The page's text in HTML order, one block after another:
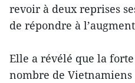
revoir à deux reprises
de répondre à
Elle a révélé que la
nombre de